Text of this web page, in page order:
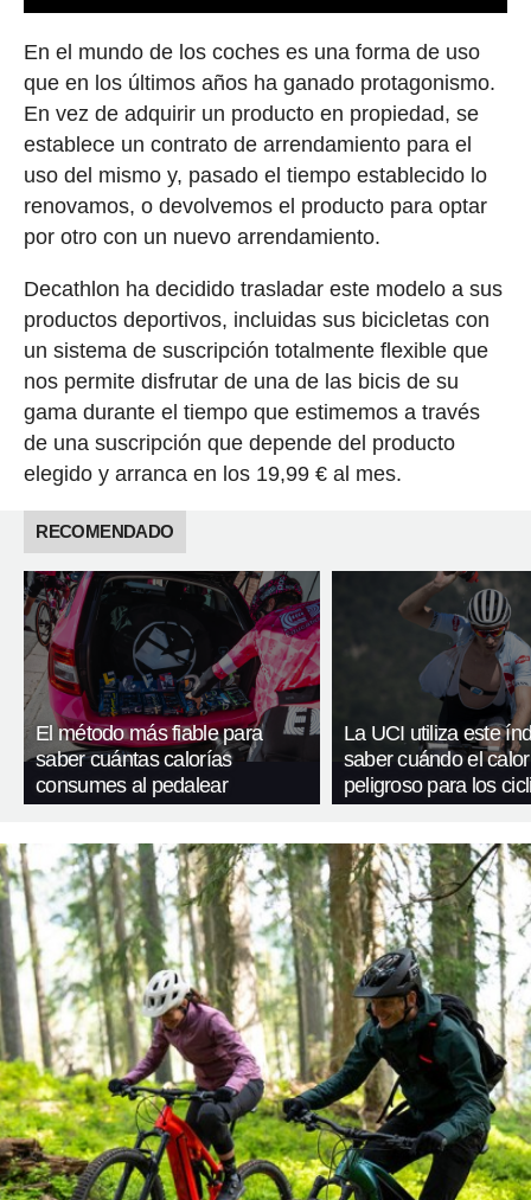
En el mundo de los coches es una forma de uso
que en los últimos años ha ganado protagonismo.
En vez de adquirir un producto en propiedad, se
establece un contrato de arrendamiento para el
uso del mismo y, pasado el tiempo establecido lo
renovamos, o devolvemos el producto para optar
por otro con un nuevo arrendamiento.
Decathlon ha decidido trasladar este modelo a sus
productos deportivos, incluidas sus bicicletas con
un sistema de suscripción totalmente flexible que
nos permite disfrutar de una de las bicis de su
gama durante el tiempo que estimemos a través
de una suscripción que depende del producto
elegido y arranca en los 19,99 € al mes.
RECOMENDADO
El método más fiable para
saber cuántas calorías
consumes al pedalear
La UCI utiliza este
saber cuándo el
peligroso para los